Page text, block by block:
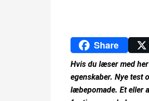
Share
Hvis du læser med
egenskaber. Nye test
læbepomade. Et eller